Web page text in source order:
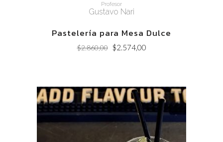
Profesor
Gustavo Nari
Pastelería para Mesa Dulce
$2.860,00
Original
$2.860,00.
$2.574,00Current
$2.574,00.